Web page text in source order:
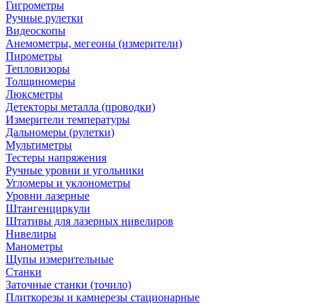
Гигрометры
Ручные рулетки
Видеоскопы
Анемометры, мегеоны (измерители)
Пирометры
Тепловизоры
Толщиномеры
Люксметры
Детекторы металла (проводки)
Измерители температуры
Дальномеры (рулетки)
Мультиметры
Тестеры напряжения
Ручные уровни и угольники
Угломеры и уклонометры
Уровни лазерные
Штангенциркули
Штативы для лазерных нивелиров
Нивелиры
Манометры
Щупы измерительные
Станки
Заточные станки (точило)
Плиткорезы и камнерезы стационарные